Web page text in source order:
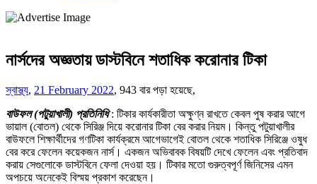
নার্সদের অজ্ঞতায় ডাস্টবিনে শতাধিক করোনার টিকা
স্বাস্থ্য, 21 February 2022, 943 বার পড়া হয়েছে,
বাউফল (পটুয়াখালী) প্রতিনিধি: টিকার কার্যকারীতা অক্ষুণ্ন রাখতে কেবল পুষ করার আগে
ভায়াল (বোতল) থেকে সিরিঞ্জ দিয়ে করোনার টিকা বের করার নিয়ম। কিন্তু পটুয়াখালীর
বাউফলে শিক্ষার্থীদের গণটিকা কার্যক্রমে আগেভাগেই বোতল থেকে শতাধিক সিরিঞ্জে ওষুধ
বের করে ফেলেন কয়েকজন নার্স। একজন অভিবাবক বিষয়টি দেখে ফেলেন এবং প্রতিবাদ
করায় সেগুলোকে ডাস্টবিনে ফেলা দেওয়া হয়। টিকার মতো গুরুত্বপূর্ণ জিনিসের এমন
অপচয়ে অনেকেই বিস্ময় প্রকাশ করেছেন।